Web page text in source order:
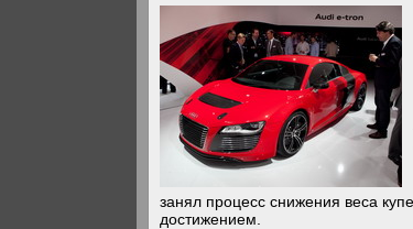
занял процесс снижения веса
достижением.